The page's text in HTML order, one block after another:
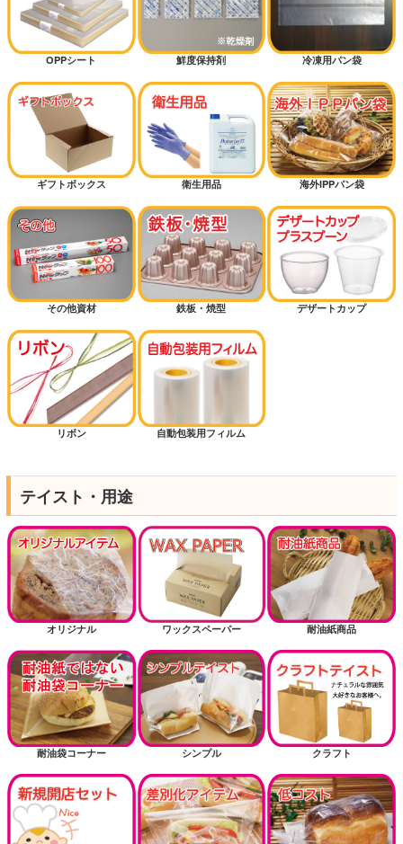
OPPシート 鮮度保持剤 冷凍用パン袋
ギフトボックス 衛生用品 海外IPPパン袋
その他資材 鉄板・焼型 デザートカップ
リボン 自動包装用フィルム
テイスト・用途
オリジナル ワックスペーパー 耐油紙商品
耐油袋コーナー シンプル クラフト